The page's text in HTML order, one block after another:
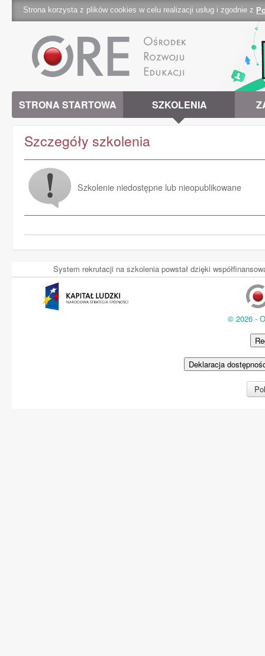
Strona korzysta z plików cookies w celu realizacji usług i zgodnie z
STRONA STARTOWA SZKOLENIA
Szczegóły szkolenia
Szkolenie niedostępne lub nieopublikowane
System rekrutacji na szkolenia powstał dzięki
© 2026 -
Deklaracja